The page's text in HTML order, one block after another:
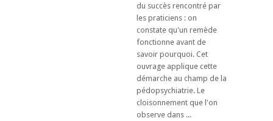
du succès rencontré par
les praticiens : on
constate qu'un remède
fonctionne avant de
savoir pourquoi. Cet
ouvrage applique cette
démarche au champ de la
pédopsychiatrie. Le
cloisonnement que l'on
observe dans ...